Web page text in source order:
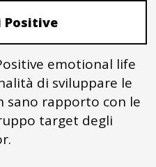
Positive
emotional life
di sviluppare le
sano rapporto con le
target degli